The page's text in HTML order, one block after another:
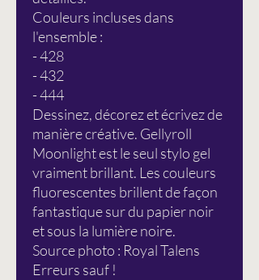
Couleurs incluses dans
l'ensemble :
- 428
- 432
- 444
Dessinez, décorez et écrivez de
manière créative. Gellyroll
Moonlight est le seul stylo gel
vraiment brillant. Les couleurs
fluorescentes brillent de façon
fantastique sur du papier noir
et sous la lumière noire.
Source photo : Royal Talens
Erreurs sauf !